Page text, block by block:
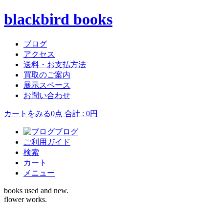
blackbird books
ブログ
アクセス
送料・お支払方法
買取のご案内
展示スペース
お問い合わせ
カートをみる0点 合計 : 0円
ブログ
ご利用ガイド
検索
カート
メニュー
books used and new.
flower works.